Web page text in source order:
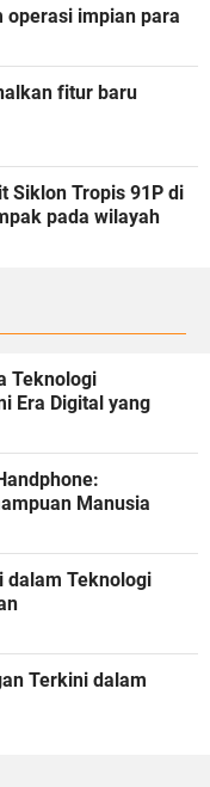
operasi impian para
fitur baru
Siklon Tropis 91P di
pada wilayah
Teknologi
Era Digital yang
Manusia
dalam Teknologi
Terkini dalam